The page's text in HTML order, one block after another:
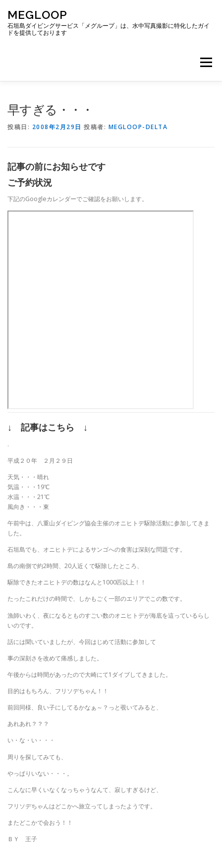
ッ
MEGLOOP
石垣島ダイビングサービス「メグループ」は、水中写真撮影に特化したガイ
ドを提供しております
メニュー
早すぎる・・・
投稿日: 2008年2月29日 投稿者: MEGLOOP-DELTA
記事の前にお知らせです
ご予約状況
下記のGoogleカレンダーでご確認をお願いします。
↓ 記事はこちら ↓
.
平成２０年 ２月２９日
天気・・・晴れ
気温・・・19℃
水温・・・21℃
風向き・・・東
午前中は、八重山ダイビング協会主催のオニヒトデ駆除活動に参加してきま
した。
石垣島でも、オニヒトデによるサンゴへの食害は深刻な問題です。
島の南側で約2時間、20人近くで駆除したところ、
駆除できたオニヒトデの数はなんと1000匹以上！！
たったこれだけの時間で、しかもごく一部のエリアでこの数です。
漁師いわく、夜になるとものすごい数のオニヒトデが海底を這っているらし
いのです。
話には聞いていましたが、今回はじめて活動に参加して
事の深刻さを改めて痛感しました。
午後からは時間があったので大崎にて1ダイブしてきました。
目的はもちろん、フリソデちゃん！！
前回同様、良い子にしてるかなぁ～？っと覗いてみると、
あれあれ？？？
い・な・い・・・
周りを探してみても、
やっぱりいない・・・。
こんなに早くいなくなっちゃうなんて、寂しすぎるけど、
フリソデちゃんはどこかへ旅立ってしまったようです。
またどこかで会おう！！
ＢＹ 王子